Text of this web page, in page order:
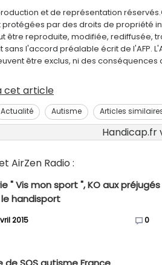
et de représentation
par des droits de propriété
être reproduite, modifiée, rediffusée,
l'accord préalable écrit de l'AFP.
être exclus, ni des
cet article
Actualité Autisme Articles
Handicap.fr
AirZen Radio :
" Vis mon sport ", KO aux préjugés
le handisport
2015 0